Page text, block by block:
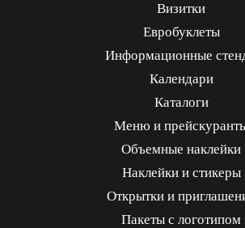
Визитки
Евробуклеты
Информационные
Календари
Каталоги
Меню и
Объемные наклейки
Наклейки и стикеры
Открытки и
Пакеты с логотипом